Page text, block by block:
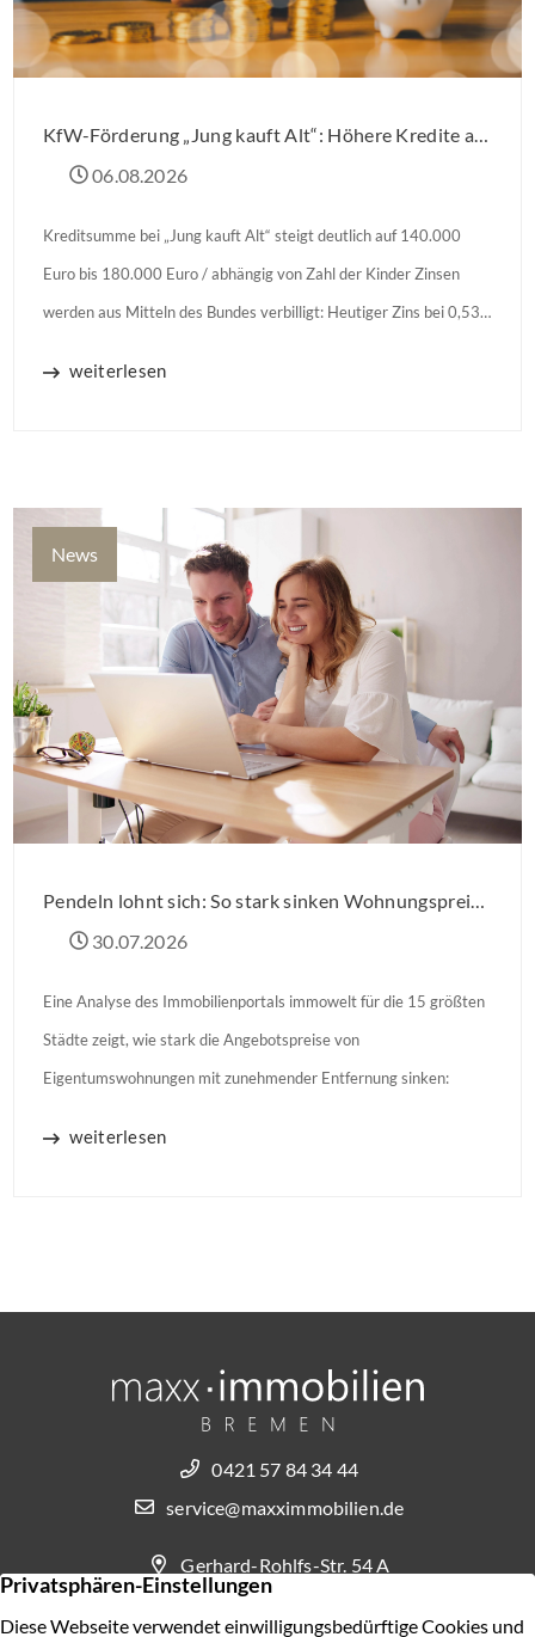
06.08.2026
Kreditsumme bei „Jung kauft Alt“ steigt deutlich auf 140.000
Euro bis 180.000 Euro / abhängig von Zahl der Kinder Zinsen
werden aus Mitteln des Bundes verbilligt: Heutiger Zins bei 0,53
weiterlesen
News
Pendeln lohnt sich: So stark sinken Wohnungspreise im Umland
30.07.2026
Eine Analyse des Immobilienportals immowelt für die 15 größten
Städte zeigt, wie stark die Angebotspreise von
Eigentumswohnungen mit zunehmender Entfernung sinken:
weiterlesen
Gerhard-Rohlfs-Str. 54 A
28757 Bremen
0421 57 84 34 44
service@maxximmobilien.de